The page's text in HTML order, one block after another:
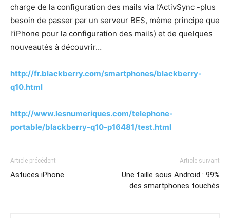
charge de la configuration des mails via l’ActivSync -plus
besoin de passer par un serveur BES, même principe que
l’iPhone pour la configuration des mails) et de quelques
nouveautés à découvrir…
http://fr.blackberry.com/smartphones/blackberry-
q10.html
http://www.lesnumeriques.com/telephone-
portable/blackberry-q10-p16481/test.html
Article précédent
Astuces iPhone
Article suivant
Une faille sous Android : 99%
des smartphones touchés